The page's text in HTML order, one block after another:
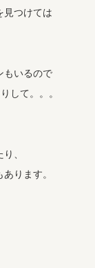
見つけては
もいるので
して。。。
、
ります。